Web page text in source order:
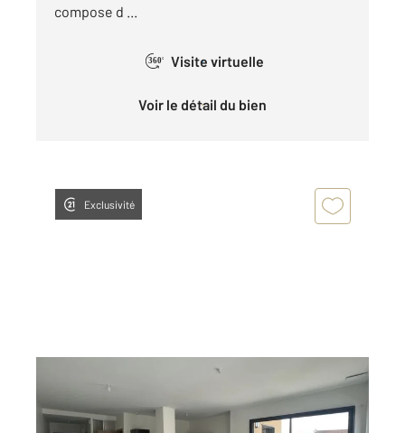
compose d ...
360° Visite virtuelle
Voir le détail du bien
Exclusivité
CHATEAUROUX 36
89,95 m
Ref : 10416